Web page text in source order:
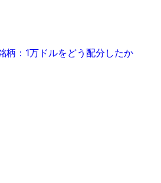
柄：1万ドルをどう配分したか